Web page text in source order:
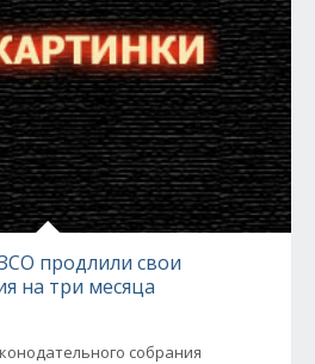
продлили свои
на три месяца
собрания